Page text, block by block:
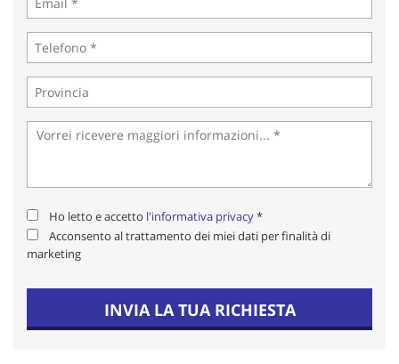
Ho letto e accetto l'informativa privacy*
Acconsento al trattamento dei miei dati per finalità di
marketing
INVIA LA TUA RICHIESTA
Cookie necessari
Cookie delle preferenze
Cookie per il miglioramento dell'esperienza utente
Cookie analitici
Cookie di marketing
Leggi